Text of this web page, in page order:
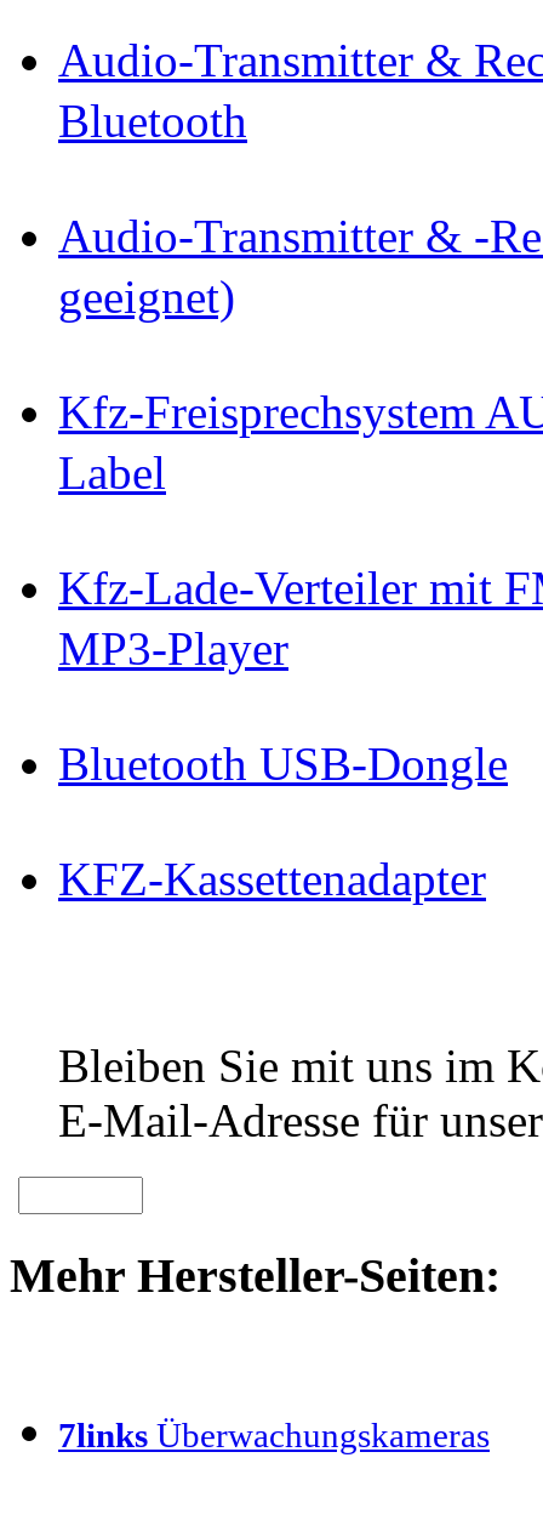
Audio-Transmitter &
Bluetooth
Audio-Transmitter & -
geeignet)
Kfz-Freisprechsystem
Label
Kfz-Lade-Verteiler mit
MP3-Player
Bluetooth USB-Dongle
KFZ-Kassettenadapter
Bleiben Sie mit uns im
E-Mail-Adresse für
Mehr Hersteller-Seiten:
7links Überwachungskameras